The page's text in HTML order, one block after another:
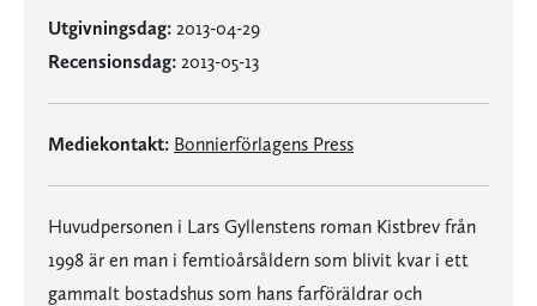
Utgivningsdag: 2013-04-29
Recensionsdag: 2013-05-13
Mediekontakt: Bonnierförlagens Press
Huvudpersonen i Lars Gyllenstens roman Kistbrev från
1998 är en man i femtioårsåldern som blivit kvar i ett
gammalt bostadshus som hans farföräldrar och